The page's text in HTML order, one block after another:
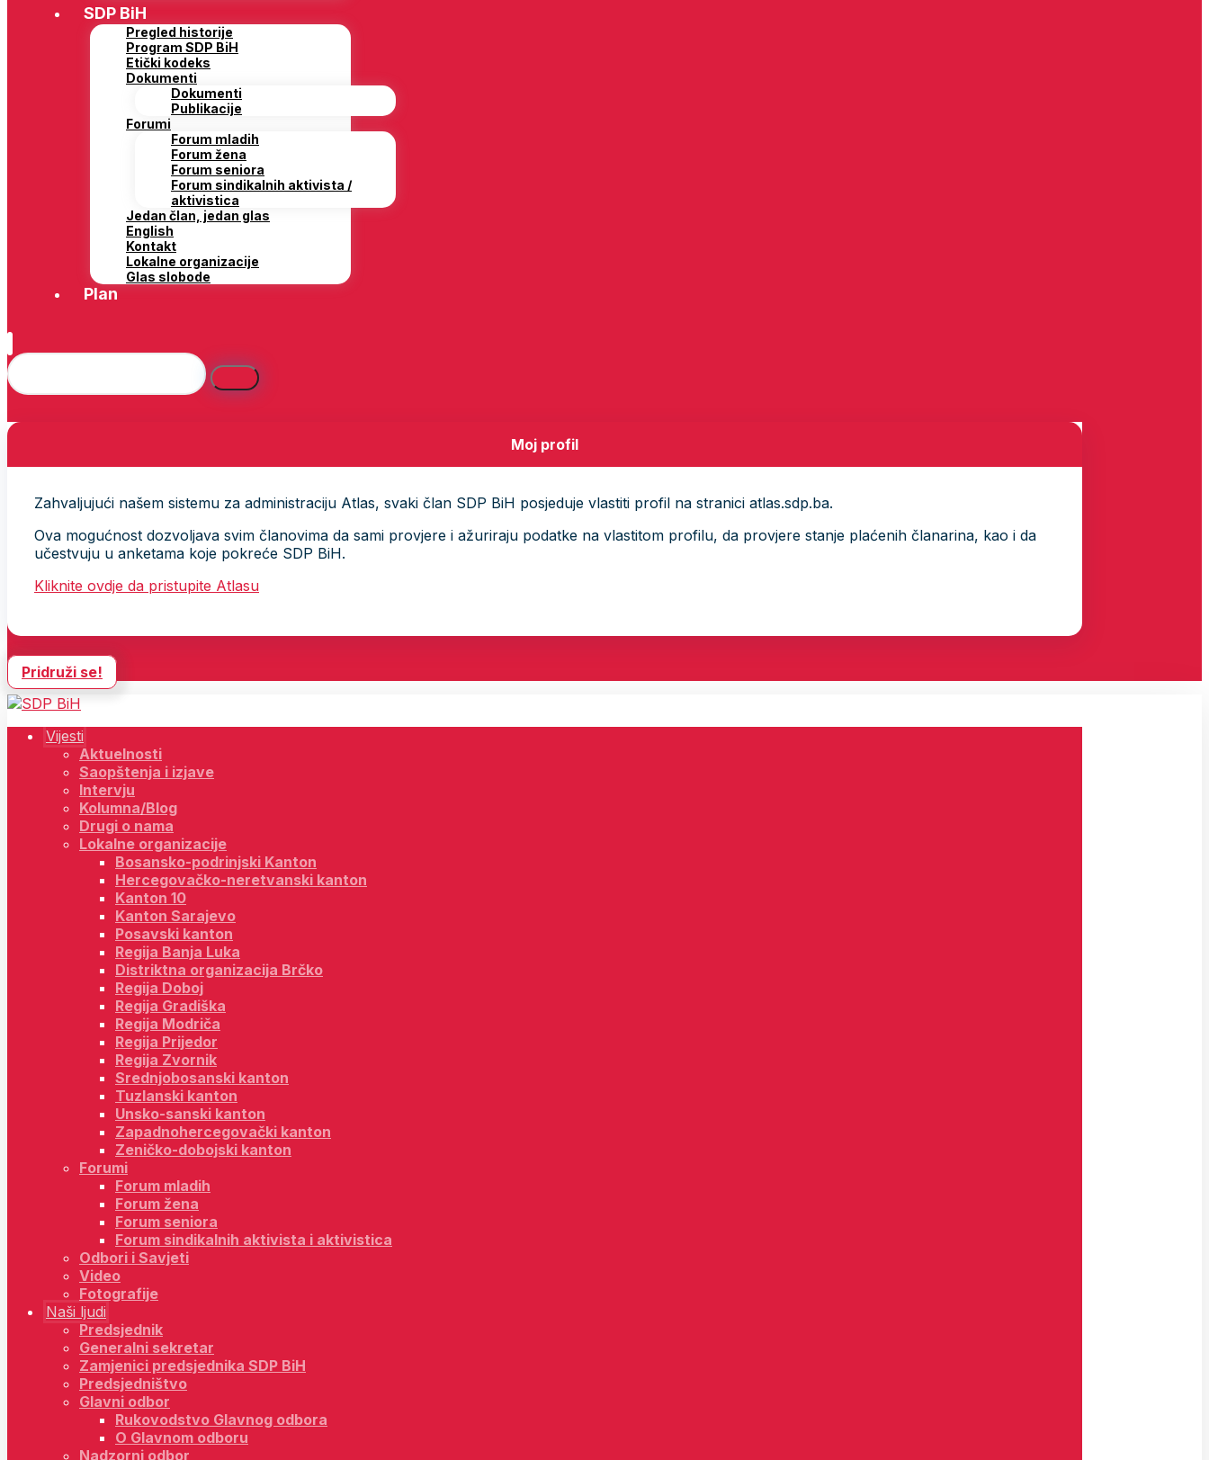
SDP BiH
Pregled historije
Program SDP BiH
Etički kodeks
Dokumenti
Dokumenti
Publikacije
Forumi
Forum mladih
Forum žena
Forum seniora
Forum sindikalnih aktivista /
aktivistica
Jedan član, jedan glas
English
Kontakt
Lokalne organizacije
Glas slobode
Plan
Moj profil
Zahvaljujući našem sistemu za administraciju Atlas, svaki član SDP BiH posjeduje vlastiti profil na stranici atlas.sdp.ba.
Ova mogućnost dozvoljava svim članovima da sami provjere i ažuriraju podatke na vlastitom profilu, da provjere stanje plaćenih članarina, kao i da
učestvuju u anketama koje pokreće SDP BiH.
Kliknite ovdje da pristupite Atlasu
Pridruži se!
Vijesti
Aktuelnosti
Saopštenja i izjave
Intervju
Kolumna/Blog
Drugi o nama
Lokalne organizacije
Bosansko-podrinjski Kanton
Hercegovačko-neretvanski kanton
Kanton 10
Kanton Sarajevo
Posavski kanton
Regija Banja Luka
Distriktna organizacija Brčko
Regija Doboj
Regija Gradiška
Regija Modriča
Regija Prijedor
Regija Zvornik
Srednjobosanski kanton
Tuzlanski kanton
Unsko-sanski kanton
Zapadnohercegovački kanton
Zeničko-dobojski kanton
Forumi
Forum mladih
Forum žena
Forum seniora
Forum sindikalnih aktivista i aktivistica
Odbori i Savjeti
Video
Fotografije
Naši ljudi
Predsjednik
Generalni sekretar
Zamjenici predsjednika SDP BiH
Predsjedništvo
Glavni odbor
Rukovodstvo Glavnog odbora
O Glavnom odboru
Nadzorni odbor